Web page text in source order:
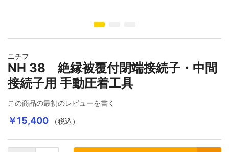
イメージギャラリーの最初に移動する
ニチフ
NH 38 絶縁被覆付閉端接続子・中間
接続子用 手動圧着工具
この商品の最初のレビューを書く
￥15,400 （税込）